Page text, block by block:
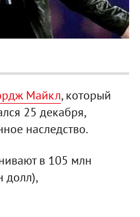
Майкл, который
25 декабря,
наследство.
в 105 млн
долл),